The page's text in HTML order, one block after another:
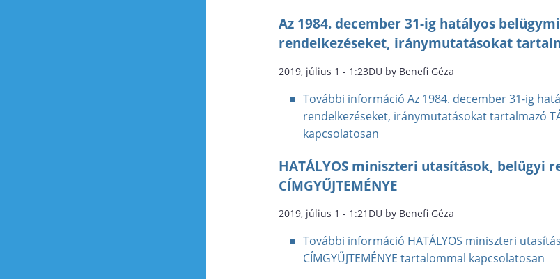
Az 1984. december 31-ig hatályos
rendelkezéseket, iránymutatásokat
2019, július 1 - 1:23DU by Benefi Géza
További információ Az 1984. december 31-ig
rendelkezéseket, iránymutatásokat tartalmazó
kapcsolatosan
HATÁLYOS miniszteri utasítások, belügyi
CÍMGYŰJTEMÉNYE
2019, július 1 - 1:21DU by Benefi Géza
További információ HATÁLYOS miniszteri
CÍMGYŰJTEMÉNYE tartalommal kapcsolatosan